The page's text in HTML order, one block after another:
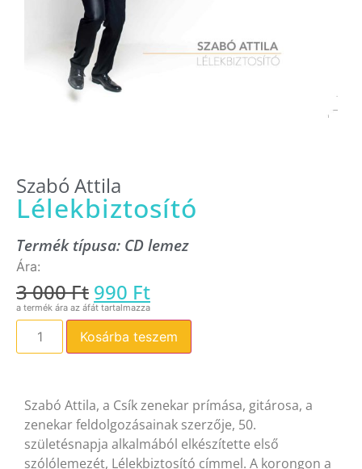
Szabó Attila
Lélekbiztosító
Termék típusa: CD lemez
3 000Ft 990 Ft
Kosárba teszem
Szabó Attila, a Csík zenekar prímása, gitárosa, a
zenekar feldolgozásainak szerzője, 50.
születésnapja alkalmából elkészítette első
szólólemezét, Lélekbiztosító címmel. A korongon a